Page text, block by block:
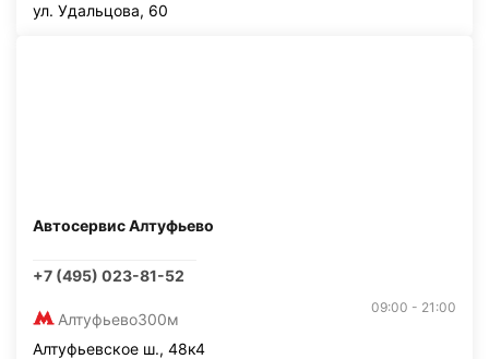
ул. Удальцова, 60
Автосервис Алтуфьево
+7 (495) 023-81-52
Алтуфьево300м
09:00 - 21:00
Алтуфьевское ш., 48к4